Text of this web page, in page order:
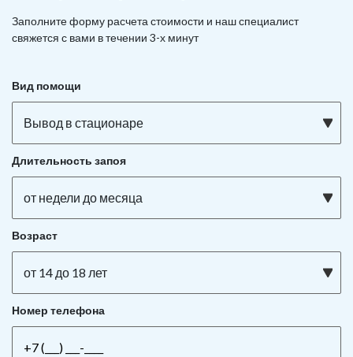
Заполните форму расчета стоимости и нашспециалист
свяжется с вами в течении 3-х минут
Вид помощи
Вывод в стационаре
Длительность запоя
от недели до месяца
Возраст
от 14 до 18 лет
Номер телефона